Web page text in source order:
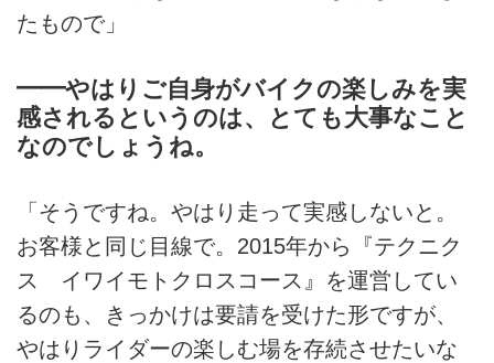
たもので」
━━やはりご自身がバイクの楽しみを実
感されるというのは、とても大事なこと
なのでしょうね。
「そうですね。やはり走って実感しないと。
お客様と同じ目線で。2015年から『テクニク
ス イワイモトクロスコース』を運営してい
るのも、きっかけは要請を受けた形ですが、
やはりライダーの楽しむ場を存続させたいな